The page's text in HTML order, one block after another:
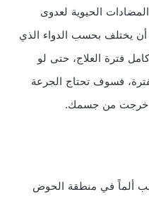
الحيوية لعدوى
أن يختلف بحسب الدواء الذي
فترة العلاج، حتى لو
فسوف تحتاج الجرعة
خرجت من جسمك.
ألماً في منطقة الحوض